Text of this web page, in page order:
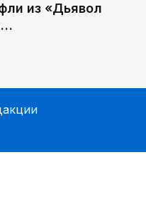
из «Дьявол